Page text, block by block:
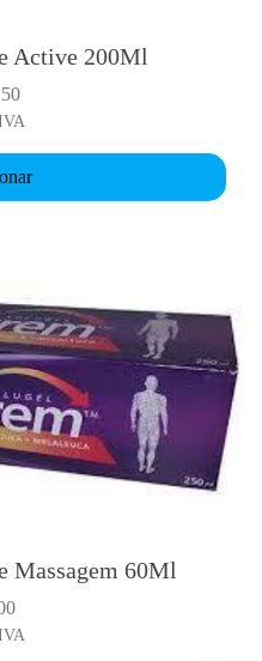
Active 200Ml
Massagem 60Ml